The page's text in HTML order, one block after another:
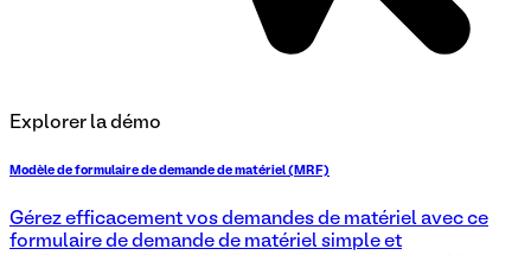
Explorer la démo
Modèle de formulaire de demande de matériel (MRF)
Gérez efficacement vos demandes de matériel avec ce
formulaire de demande de matériel simple et